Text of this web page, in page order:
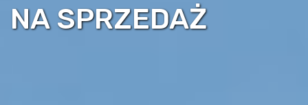
NA SPRZEDAŻ